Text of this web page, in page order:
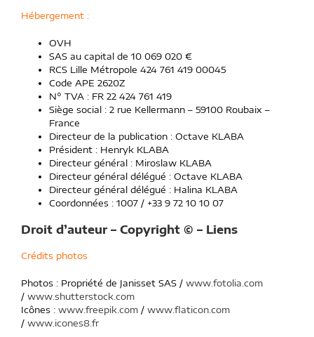
Hébergement :
OVH
SAS au capital de 10 069 020 €
RCS Lille Métropole 424 761 419 00045
Code APE 2620Z
N° TVA : FR 22 424 761 419
Siège social : 2 rue Kellermann – 59100 Roubaix –
France
Directeur de la publication : Octave KLABA
Président : Henryk KLABA
Directeur général : Miroslaw KLABA
Directeur général délégué : Octave KLABA
Directeur général délégué : Halina KLABA
Coordonnées : 1007 / +33 9 72 10 10 07
Droit d’auteur – Copyright © – Liens
Crédits photos
Photos : Propriété de Janisset SAS / www.fotolia.com
/ www.shutterstock.com
Icônes : www.freepik.com / www.flaticon.com
/ www.icones8.fr